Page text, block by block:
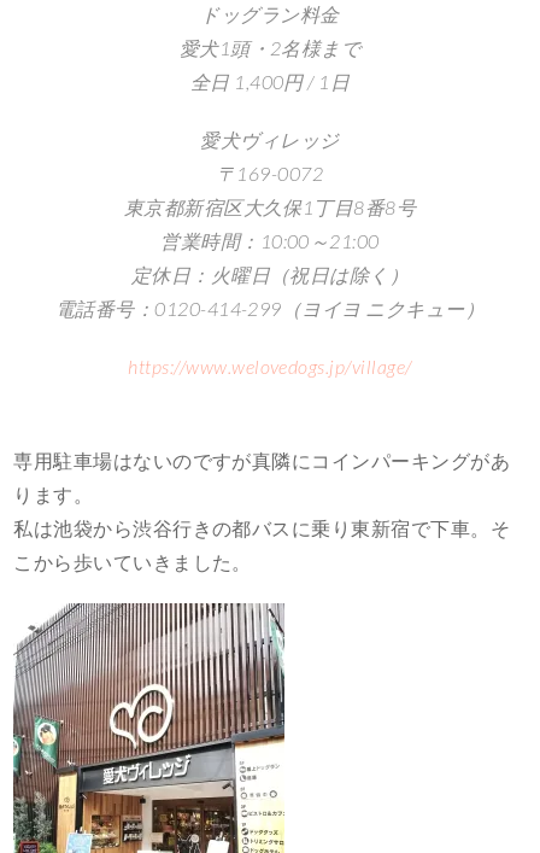
ドッグラン料金
愛犬1頭・2名様まで
全日 1,400円 / 1日
愛犬ヴィレッジ
〒169-0072
東京都新宿区大久保1丁目8番8号
営業時間：10:00～21:00
定休日：火曜日（祝日は除く）
電話番号：0120-414-299（ヨイヨ ニクキュー）
https://www.welovedogs.jp/village/
専用駐車場はないのですが真隣にコインパーキングがあ
ります。
私は池袋から渋谷行きの都バスに乗り東新宿で下車。そ
こから歩いていきました。